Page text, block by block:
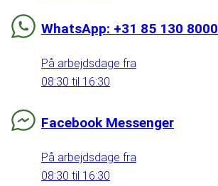
WhatsApp: +31 85 130 8000
På arbejdsdage fra
08:30 til 16:30
Facebook Messenger
På arbejdsdage fra
08:30 til 16:30